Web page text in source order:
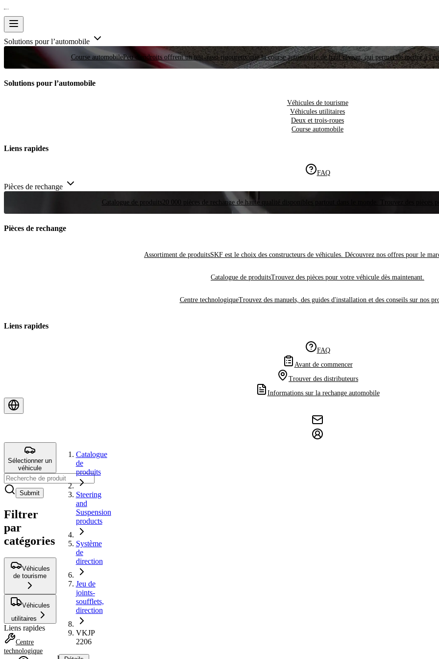
Solutions pour l’automobile
Course automobilePeu d'endroits offrent un test aussi rigoureux que la course automobile de haut niveau, qui permet de mettre à
Solutions pour l’automobile
Véhicules de tourisme
Véhicules utilitaires
Deux et trois-roues
Course automobile
Liens rapides
FAQ
Pièces de rechange
Catalogue de produits20 000 pièces de rechange de haute qualité disponibles partout dans le monde. Trouvez des pièces
Pièces de rechange
Assortiment de produitsSKF est le choix des constructeurs de véhicules. Découvrez nos offres pour le
Catalogue de produitsTrouvez des pièces pour votre véhicule dès maintenant.
Centre technologiqueTrouvez des manuels, des guides d'installation et des conseils sur nos
Liens rapides
FAQ
Avant de commencer
Trouver des distributeurs
Informations sur la rechange automobile
Sélectionner un
véhicule
Submit
Filtrer
par
catégories
Véhicules
de tourisme
Véhicules
utilitaires
Liens rapides
Centre
technologique
Catalogue
de
produits
Steering
and
Suspension
products
Système
de
direction
Jeu de
joints-
soufflets,
direction
VKJP
2206